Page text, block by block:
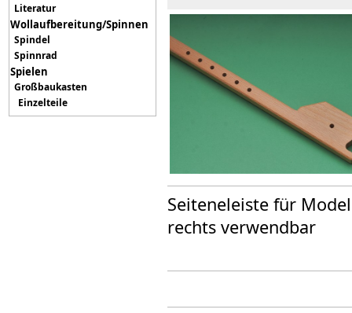
Literatur
Wollaufbereitung/Spinnen
Spindel
Spinnrad
Spielen
Großbaukasten
Einzelteile
Seiteneleiste für
rechts verwendbar